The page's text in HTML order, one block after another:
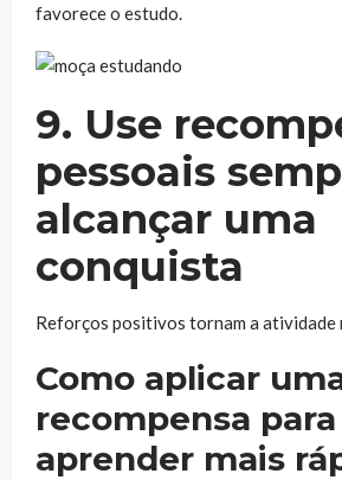
favorece o estudo.
9. Use
pessoais
alcançar uma
conquista
Reforços positivos tornam a atividade
Como aplicar
recompensa para
aprender mais